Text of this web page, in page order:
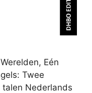
Eén
Twee
talen Nederlands